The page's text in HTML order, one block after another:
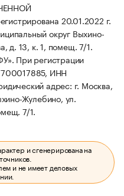
20.01.2022 г.
округ Выхино-
д. 13, к. 1, помещ. 7/1.
При регистрации
ИНН
адрес: г. Москва,
Жулебино, ул.
7/1.
и сгенерирована на
и не имеет деловых